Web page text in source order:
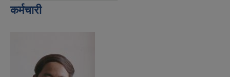
कर्मचारी